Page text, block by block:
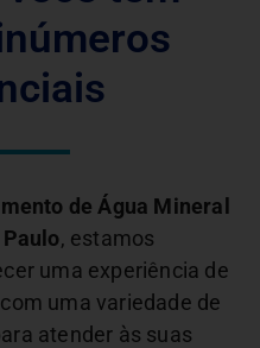
de Água Mineral
, estamos
uma experiência de
uma variedade de
atender às suas